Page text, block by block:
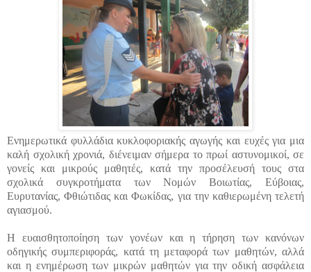
Ενημερωτικά φυλλάδια κυκλοφοριακής αγωγής και ευχές για μια
καλή σχολική χρονιά, διένειμαν σήμερα το πρωί αστυνομικοί, σε
γονείς και μικρούς μαθητές, κατά την προσέλευσή τους στα
σχολικά συγκροτήματα των Νομών Βοιωτίας, Εύβοιας,
Ευρυτανίας, Φθιώτιδας και Φωκίδας, για την καθιερωμένη τελετή
αγιασμού.
Η ευαισθητοποίηση των γονέων και η τήρηση των κανόνων
οδηγικής συμπεριφοράς, κατά τη μεταφορά των μαθητών, αλλά
και η ενημέρωση των μικρών μαθητών για την οδική ασφάλεια